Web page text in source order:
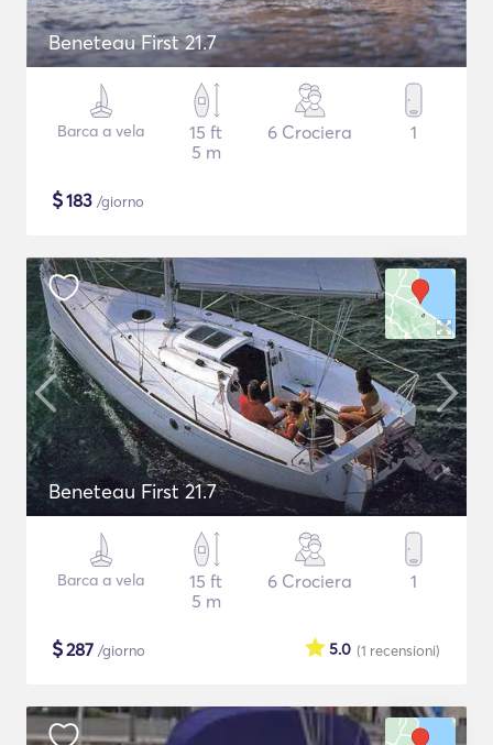
Beneteau First 21.7
Barca a vela
15 ft
5 m
6 Crociera 1
$183 /giorno
Beneteau First 21.7
Barca a vela
15 ft
5 m
6 Crociera 1
$287 /giorno (1 recensioni)
5.0